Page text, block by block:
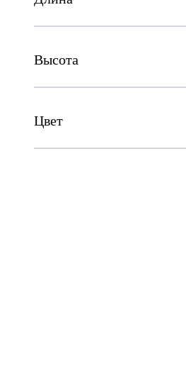
Высота
Цвет